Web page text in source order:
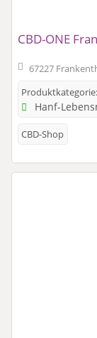
CBD-ONE
67227
Produktkategorie:
Hanf-
CBD-Shop